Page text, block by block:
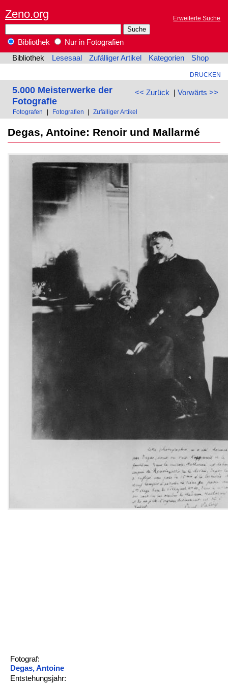
Zeno.org Erweiterte Suche
Bibliothek
Nur in Fotografien
Bibliothek
Lesesaal Zufälliger Artikel Kategorien Shop
DRUCKEN
<< Zurück | Vorwärts >>
5.000 Meisterwerke der
Fotografie
Fotografen Fotografien Zufälliger Artikel
Degas, Antoine: Renoir und Mallarmé
Fotograf:
Degas, Antoine
Entstehungsjahr: